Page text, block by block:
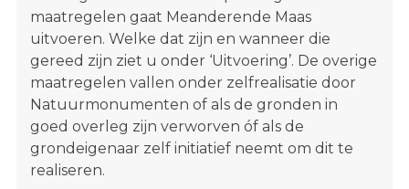
maatregelen gaat Meanderende Maas
uitvoeren. Welke dat zijn en wanneer die
gereed zijn ziet u onder ‘Uitvoering’. De overige
maatregelen vallen onder zelfrealisatie door
Natuurmonumenten of als de gronden in
goed overleg zijn verworven óf als de
grondeigenaar zelf initiatief neemt om dit te
realiseren.